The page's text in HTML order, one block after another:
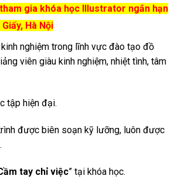
gia khóa học Illustrator ngắn hạn
Hà Nội
nghiệm trong lĩnh vực đào tạo đồ
viên giàu kinh nghiệm, nhiệt tình, tâm
tập hiện đại.
được biên soạn kỹ lưỡng, luôn được
tay chỉ việc” tại khóa học.